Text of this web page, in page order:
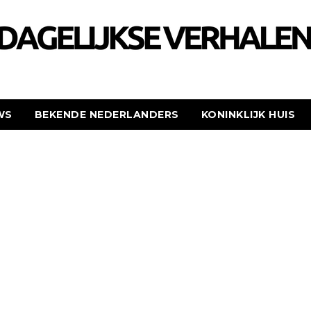
BEKENDE NEDERLANDERS KONINKLIJK HUIS